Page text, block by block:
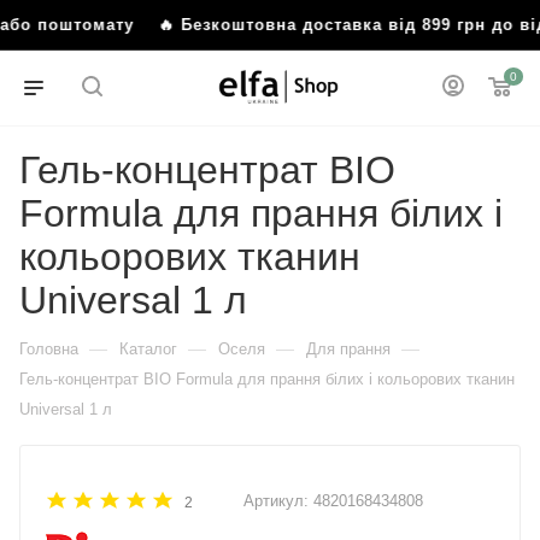
поштомату 🔥 Безкоштовна доставка від 899 грн до
0
Гель-концентрат BIO
Formula для прання білих і
кольорових тканин
Universal 1 л
Головна — Каталог — Оселя — Для прання —
Гель-концентрат BIO Formula для прання білих і кольорових тканин
Universal 1 л
2 Артикул: 4820168434808